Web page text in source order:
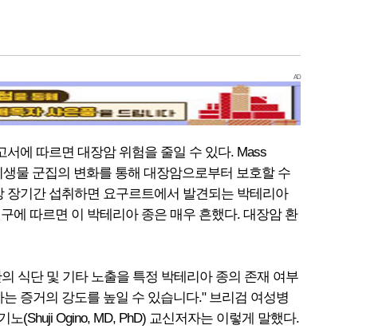
AD
에 따르면 대장암 위험을 줄일 수 있다. Mass
물 군집의 변화를 통해 대장암으로부터 보호할 수
기간 섭취하면 요구르트에서 발견되는 박테리아
에 따르면 이 박테리아 종은 매우 흔했다. 대장암 환
식단 및 기타 노출을 특정 박테리아 종의 존재 여부
증거의 강도를 높일 수 있습니다." 브리검 여성병
(Shuji Ogino, MD, PhD) 교신저자는 이렇게 말했다.